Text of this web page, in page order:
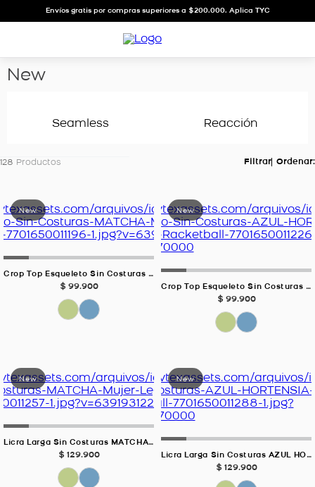
Envíos gratis por compras superiores a $200.000. Aplica TYC
new
Seamless Reacción
128 Productos
Crop Top Esqueleto Sin Costuras MATCHA Para Mujer
$ 99.900 Crop Top Esqueleto Sin Costuras AZUL HORTENSIA Para Mujer
$ 99.900
Licra Larga Sin Costuras MATCHA Para Mujer
$ 129.900 Licra Larga Sin Costuras AZUL HORTENSIA Para Mujer
$ 129.900